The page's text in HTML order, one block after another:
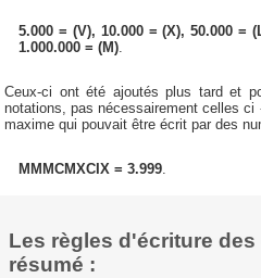
5.000 = (V), 10.000 = (X), 50.000 =
1.000.000 = (M).
Ceux-ci ont été ajoutés plus tard et
notations, pas nécessairement celles
maxime qui pouvait être écrit par des
MMMCMXCIX = 3.999.
Les règles d'écriture
résumé :